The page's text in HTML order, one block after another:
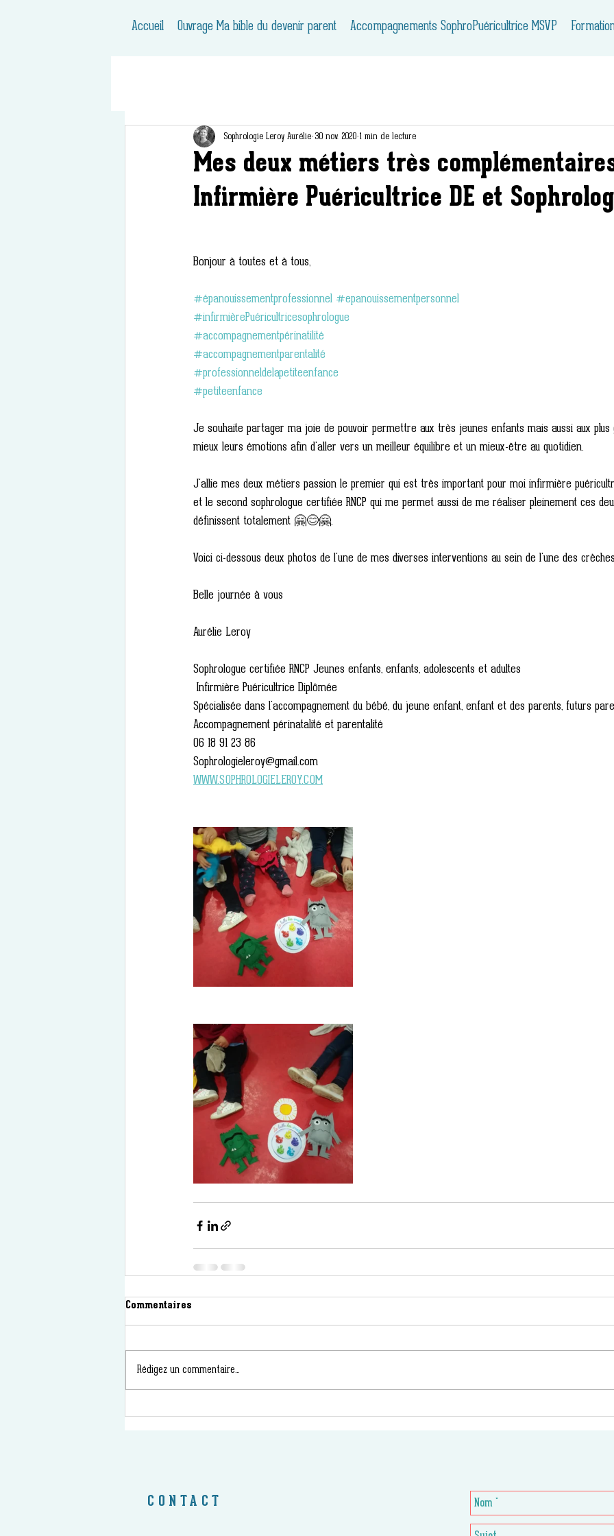
Accueil Ouvrage Ma bible du devenir parent Accompagnements SophroPuéricultrice MSVP
Mes deux métiers très
Infirmière Puéricultrice DE et
Sophrologie Leroy Aurélie 30 nov. 2020 1 min de lecture
Bonjour à toutes et à tous,
#épanouissementprofessionnel #epanouissementpersonnel
#infirmièrePuéricultricesophrologue
#accompagnementpérinatilité
#accompagnementparentalité
#professionneldelapetiteenfance
#petiteenfance
Je souhaite partager ma joie de pouvoir permettre aux très jeunes enfants mais aussi aux
mieux leurs émotions afin d'aller vers un meilleur équilibre et un mieux-être au quotidien.
J'allie mes deux métiers passion le premier qui est très important pour moi infirmière
et le second sophrologue certifiée RNCP qui me permet aussi de me réaliser pleinement ces
définissent totalement 🤗😊🤗.
Voici ci-dessous deux photos de l'une de mes diverses interventions au sein de l'une des
Belle journée à vous
Aurélie Leroy
Sophrologue certifiée RNCP Jeunes enfants, enfants, adolescents et adultes
Infirmière Puéricultrice Diplômée
Spécialisée dans l'accompagnement du bébé, du jeune enfant, enfant et des parents, futurs
Accompagnement périnatalité et parentalité
06 18 91 23 86
Sophrologieleroy@gmail.com
WWW.SOPHROLOGIELEROY.COM
Commentaires
Rédigez un commentaire...
CONTACT